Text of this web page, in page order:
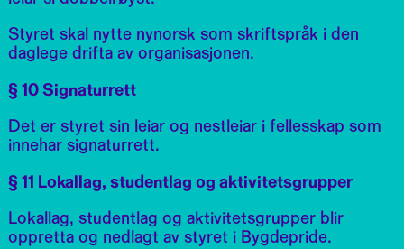
Styret skal nytte nynorsk som skriftspråk i den
daglege drifta av organisasjonen.
§ 10 Signaturrett
Det er styret sin leiar og nestleiar i fellesskap som
innehar signaturrett.
§ 11 Lokallag, studentlag og aktivitetsgrupper
Lokallag, studentlag og aktivitetsgrupper blir
oppretta og nedlagt av styret i Bygdepride.